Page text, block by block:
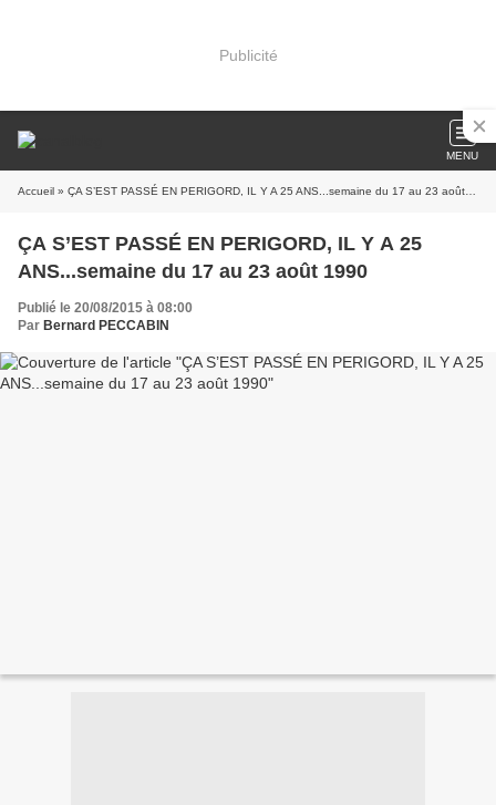
Publicité
MENU
Accueil » ÇA S’EST PASSÉ EN PERIGORD, IL Y A 25 ANS...semaine du 17 au 23 août 1990
ÇA S’EST PASSÉ EN PERIGORD, IL Y A 25
ANS...semaine du 17 au 23 août 1990
Publié le 20/08/2015 à 08:00
Par Bernard PECCABIN